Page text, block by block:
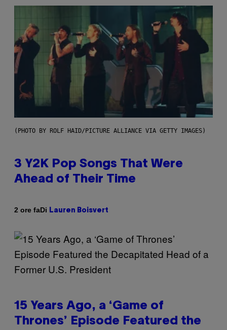
(PHOTO BY ROLF HAID/PICTURE ALLIANCE VIA GETTY IMAGES)
3 Y2K Pop Songs That Were
Ahead of Their Time
2 ore faDi Lauren Boisvert
15 Years Ago, a ‘Game of
Thrones’ Episode Featured the